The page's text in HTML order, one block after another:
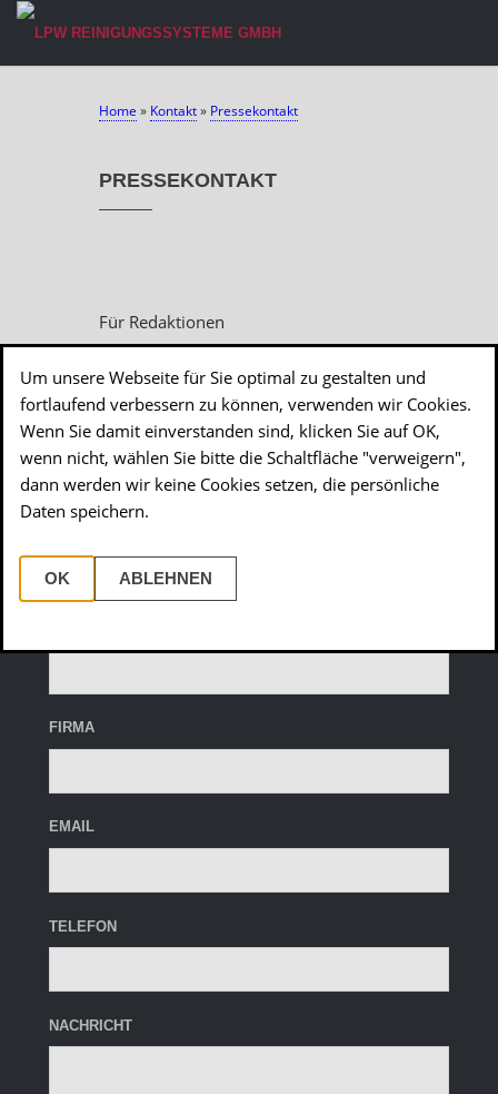
Home » Kontakt» Pressekontakt
PRESSEKONTAKT
Für Redaktionen
Media- und Presseanfragen bitte an
Vanessa Ast
Email: hallo@vanessa-ast.com
FIRMA
EMAIL
TELEFON
NACHRICHT
Um unsere Webseite für Sie optimal zu gestalten und
fortlaufend verbessern zu können, verwenden wir Cookies.
Wenn Sie damit einverstanden sind, klicken Sie auf OK,
wenn nicht, wählen Sie bitte die Schaltfläche "verweigern",
dann werden wir keine Cookies setzen, die persönliche
Daten speichern.
OK ABLEHNEN